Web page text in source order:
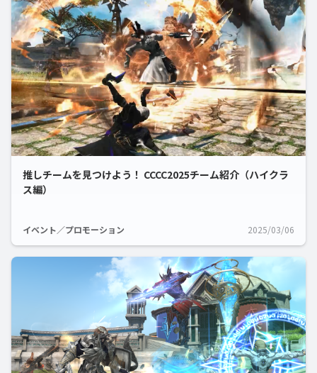
推しチームを見つけよう！ CCCC2025チーム紹介（ハイクラ
ス編）
イベント／プロモーション 2025/03/06